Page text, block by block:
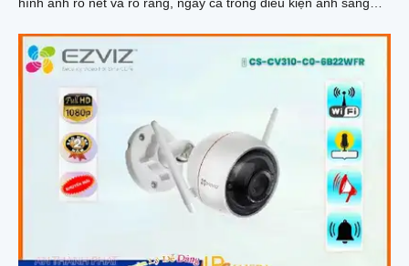
hình ảnh rõ nét và rõ ràng, ngay cả trong điều kiện ánh sáng